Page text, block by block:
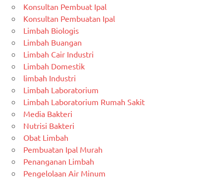
Konsultan Pembuat Ipal
Konsultan Pembuatan Ipal
Limbah Biologis
Limbah Buangan
Limbah Cair Industri
Limbah Domestik
limbah Industri
Limbah Laboratorium
Limbah Laboratorium Rumah Sakit
Media Bakteri
Nutrisi Bakteri
Obat Limbah
Pembuatan Ipal Murah
Penanganan Limbah
Pengelolaan Air Minum